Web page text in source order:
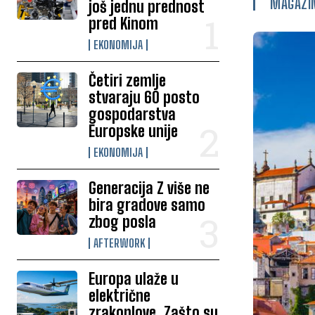
još jednu prednost
pred Kinom
EKONOMIJA
Četiri zemlje
stvaraju 60 posto
gospodarstva
Europske unije
EKONOMIJA
Generacija Z više ne
bira gradove samo
zbog posla
AFTERWORK
Europa ulaže u
električne